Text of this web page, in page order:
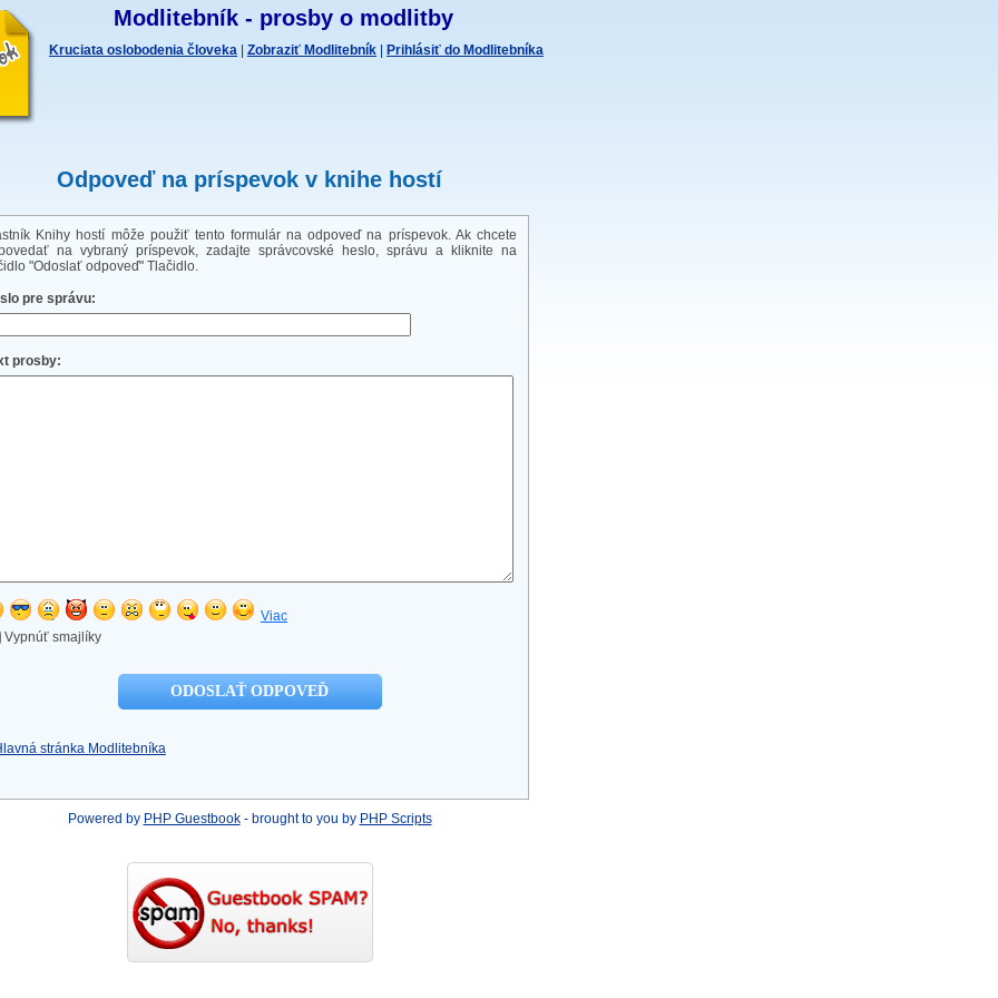
Modlitebník - prosby o modlitby
Kruciata oslobodenia človeka Zobraziť Modlitebník Prihlásiť do Modlitebníka
Odpoveď na príspevok v knihe hostí
Knihy hostí môže použiť tento formulár na odpoveď na príspevok. Ak chcete
na vybraný príspevok, zadajte správcovské heslo, správu a kliknite na
"Odoslať odpoveď" Tlačidlo.
pre správu:
prosby:
Viac
Vypnúť smajlíky
stránka Modlitebníka
Powered by PHP Guestbook- brought to you by PHP Scripts